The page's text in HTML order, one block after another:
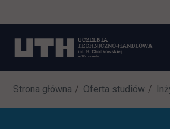
Strona główna Oferta studiów